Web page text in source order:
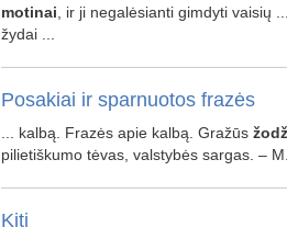
motinai , ir ji negalėsianti gimdyti vaisių
žydai ...
Posakiai ir sparnuotos frazės
... kalbą. Frazės apie kalbą. Gražūs
pilietiškumo tėvas, valstybės sargas. –
Kiti